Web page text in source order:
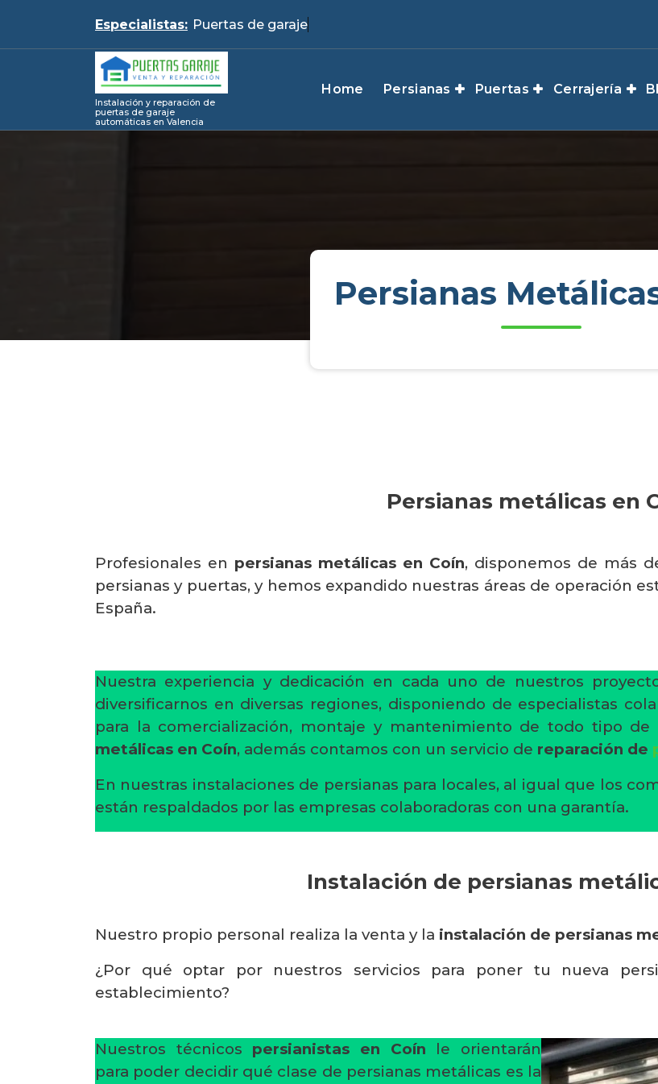
content
Especialistas: Pue
Instalación y reparación de
puertas de garaje
automáticas en Valencia
Home Persianas Puertas Cerrajería
Persianas
Persianas metálicas en
Profesionales en persianas metálicas en Coín, disponemos de más
persianas y puertas, y hemos expandido nuestras áreas de operación
España.
Nuestra experiencia y dedicación en cada uno de nuestros
diversificarnos en diversas regiones, disponiendo de especialistas
para la comercialización, montaje y mantenimiento de todo tipo de
metálicas en Coín, además contamos con un servicio de reparación de
En nuestras instalaciones de persianas para locales, al igual que los
están respaldados por las empresas colaboradoras con una garantía.
Instalación de persianas
Nuestro propio personal realiza la venta y la instalación de persianas
¿Por qué optar por nuestros servicios para poner tu nueva
establecimiento?
Nuestros técnicos persianistas en Coín le orientarán
para poder decidir qué clase de persianas metálicas es la